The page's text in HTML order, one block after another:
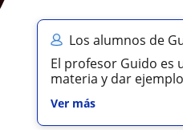
Los alumnos de
El profesor Guido es
materia y dar
Ver más